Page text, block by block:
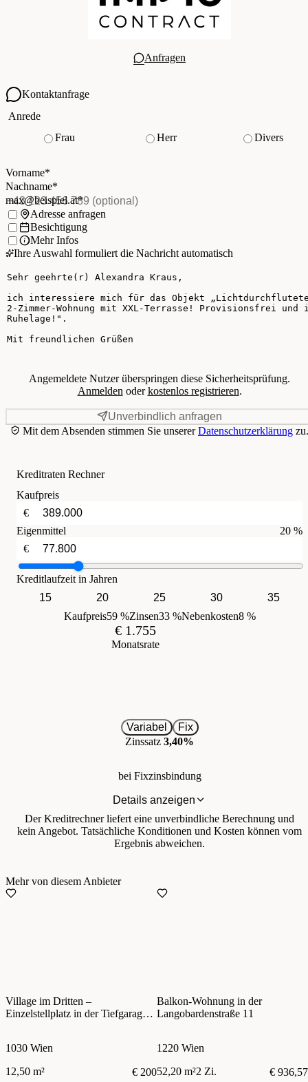
Anfragen
Kontaktanfrage
Ihre Kontaktdaten
Anrede
Frau
Herr
Divers
Vorname*
Nachname
Nachname*
E-Mail*(Pflichtfeld)
max@beispiel.at*
Telefon(optional)
Ich möchte:Adresse anfragen
Besichtigung
Mehr Infos
Ihre Auswahl formuliert die Nachricht automatisch
Ihre Nachricht
Angemeldete Nutzer überspringen diese Sicherheitsprüfung.
Anmelden oderkostenlos registrieren.
Unverbindlich anfragen
Mit dem Absenden stimmen Sie unsererDatenschutzerklärung zu.
Kreditraten Rechner
Kaufpreis
€
Eigenmittel
20 %
€
Kreditlaufzeit in Jahren
15
20 25 30
35
Kaufpreis59 %Zinsen33 %Nebenkosten8 %
€ 1.755
Monatsrate
Variabel
Fix
Zinssatz 3,40%
bei Fixzinsbindung
Details anzeigen
Der Kreditrechner liefert eine unverbindliche Berechnung und
kein Angebot. Tatsächliche Konditionen und Kosten können vom
Ergebnis abweichen.
Mehr von diesem Anbieter
Village im Dritten –
Einzelstellplatz in der Tiefgarage –
1030 Wien
12,50 m²
€ 200
Balkon-Wohnung in der
Langobardenstraße 11
1220 Wien
52,20 m²2 Zi.
€ 936,57